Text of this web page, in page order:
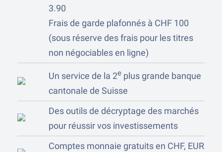
3.90
Frais de garde plafonnés à CHF 100
(sous réserve des frais pour les titres
non négociables en ligne)
Un service de la 2e plus grande banque
cantonale de Suisse
Des outils de décryptage des marchés
pour réussir vos investissements
Comptes monnaie gratuits en CHF, EUR